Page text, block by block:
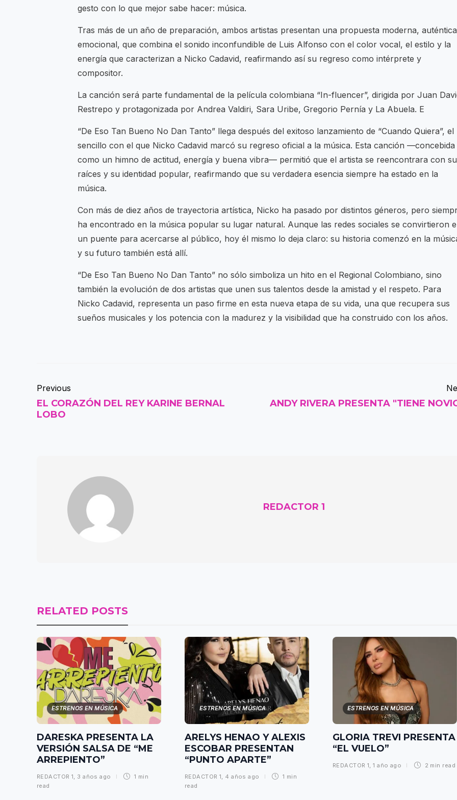
gesto con lo que mejor sabe hacer: música.
Tras más de un año de preparación, ambos artistas presentan una propuesta moderna,
emocional, que combina el sonido inconfundible de Luis Alfonso con el color vocal, el estilo y la
energía que caracterizan a Nicko Cadavid, reafirmando así su regreso como intérprete y
compositor.
La canción será parte fundamental de la película colombiana “In-fluencer”, dirigida por Juan
Restrepo y protagonizada por Andrea Valdiri, Sara Uribe, Gregorio Pernía y La Abuela. E
“De Eso Tan Bueno No Dan Tanto” llega después del exitoso lanzamiento de “Cuando Quiera”, el
sencillo con el que Nicko Cadavid marcó su regreso oficial a la música. Esta canción —concebida
como un himno de actitud, energía y buena vibra— permitió que el artista se reencontrara con
raíces y su identidad popular, reafirmando que su verdadera esencia siempre ha estado en la
música.
Con más de diez años de trayectoria artística, Nicko ha pasado por distintos géneros, pero
ha encontrado en la música popular su lugar natural. Aunque las redes sociales se convirtieron
un puente para acercarse al público, hoy él mismo lo deja claro: su historia comenzó en la
y su futuro también está allí.
“De Eso Tan Bueno No Dan Tanto” no sólo simboliza un hito en el Regional Colombiano, sino
también la evolución de dos artistas que unen sus talentos desde la amistad y el respeto. Para
Nicko Cadavid, representa un paso firme en esta nueva etapa de su vida, una que recupera sus
sueños musicales y los potencia con la madurez y la visibilidad que ha construido con los años.
Previous
EL CORAZÓN DEL REY KARINE BERNAL
LOBO
ANDY RIVERA PRESENTA "TIENE
REDACTOR 1
RELATED POSTS
ESTRENOS EN MÚSICA
DARESKA PRESENTA LA
VERSIÓN SALSA DE “ME
ARREPIENTO”
REDACTOR 1, 3 años ago
1 min
read
ESTRENOS EN MÚSICA
ARELYS HENAO Y ALEXIS
ESCOBAR PRESENTAN
“PUNTO APARTE”
REDACTOR 1, 4 años ago
1 min
read
ESTRENOS EN MÚSICA
GLORIA TREVI PRESENTA
“EL VUELO”
REDACTOR 1,1 año ago 2 min read